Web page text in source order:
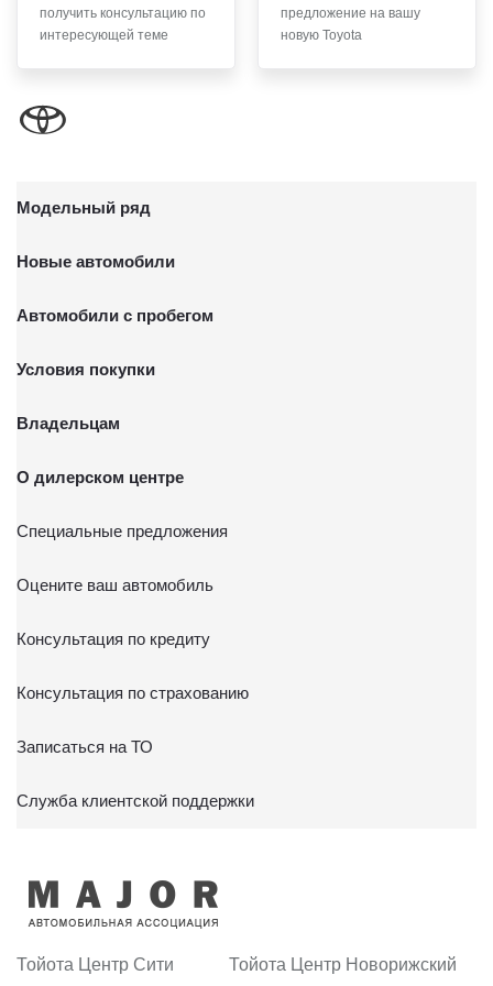
письменного заявления Обществу заказным почтовым
ТПЗ «Алтуфьево», вл. 5, стр. 1.
получить консультацию по
интересующей теме
предложение на вашу
новую Toyota
Модельный ряд
Новые автомобили
Автомобили с пробегом
Условия покупки
Владельцам
О дилерском центре
Специальные предложения
Оцените ваш автомобиль
Консультация по кредиту
Консультация по страхованию
Записаться на ТО
Служба клиентской поддержки
Тойота Центр Сити Тойота Центр Новорижский